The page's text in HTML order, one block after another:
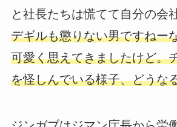
と社長たちは慌てて自分の会
デギルも懲りない男ですねー
可愛く思えてきましたけど。
を怪しんでいる様子、どうな